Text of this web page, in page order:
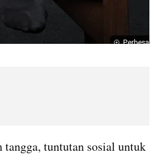
Perbesar
tangga, tuntutan sosial untuk